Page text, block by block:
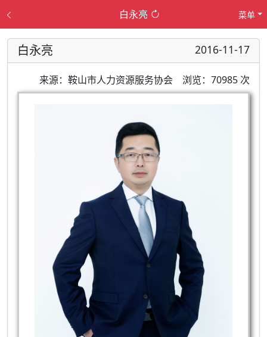
白永亮 菜单
白永亮 2016-11-17
来源：鞍山市人力资源服务协会 浏览：70985 次